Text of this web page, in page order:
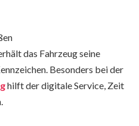
das Fahrzeug seine
Besonders bei der
hilft der digitale Service, Zeit